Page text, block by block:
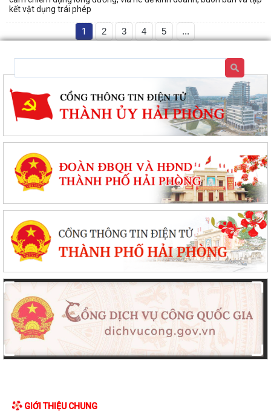
kết vật dụng trái phép
1 2 3 4 5 ...
GIỚI THIỆU CHUNG